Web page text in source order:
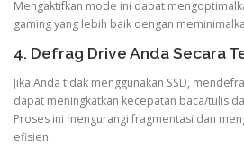
Mengaktifkan mode ini dapat
gaming yang lebih baik dengan
4. Defrag Drive Anda Secara
Jika Anda tidak menggunakan SSD,
dapat meningkatkan kecepatan baca/tulis
Proses ini mengurangi fragmentasi dan
efisien.